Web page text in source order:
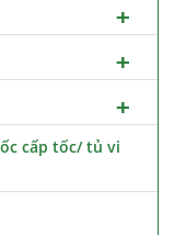
cấp tốc/ tủ vi